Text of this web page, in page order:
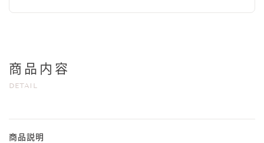
商品内容
DETAIL
商品説明